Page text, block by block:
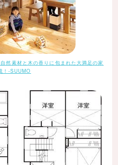
然素材と木の香りに包まれた大満足の家
！-SUUMO